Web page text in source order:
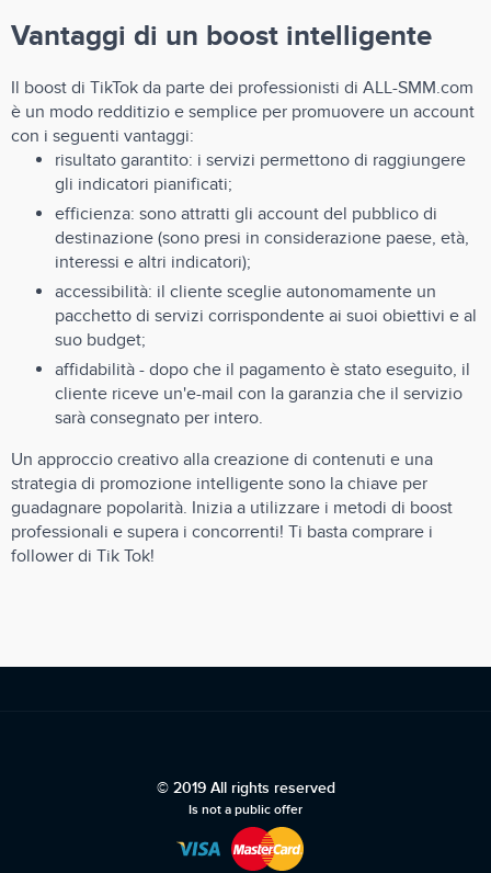
Vantaggi di un boost intelligente
Il boost di TikTok da parte dei professionisti di ALL-SMM.com
è un modo redditizio e semplice per promuovere un account
con i seguenti vantaggi:
risultato garantito: i servizi permettono di raggiungere
gli indicatori pianificati;
efficienza: sono attratti gli account del pubblico di
destinazione (sono presi in considerazione paese, età,
interessi e altri indicatori);
accessibilità: il cliente sceglie autonomamente un
pacchetto di servizi corrispondente ai suoi obiettivi e al
suo budget;
affidabilità - dopo che il pagamento è stato eseguito, il
cliente riceve un'e-mail con la garanzia che il servizio
sarà consegnato per intero.
Un approccio creativo alla creazione di contenuti e una
strategia di promozione intelligente sono la chiave per
guadagnare popolarità. Inizia a utilizzare i metodi di boost
professionali e supera i concorrenti! Ti basta comprare i
follower di Tik Tok!
© 2019 All rights reserved
Is not a public offer